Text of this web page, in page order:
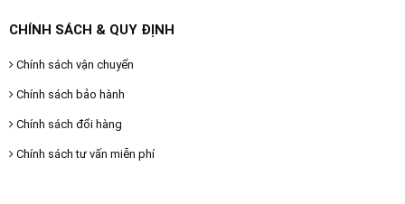
CHÍNH SÁCH & QUY ĐỊNH
Chính sách vận chuyển
Chính sách bảo hành
Chính sách đổi hàng
Chính sách tư vấn miễn phí